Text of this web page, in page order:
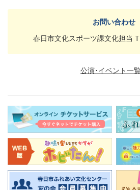
お問い合わせ
春日市文化スポーツ課文化担当
公演･イベント一